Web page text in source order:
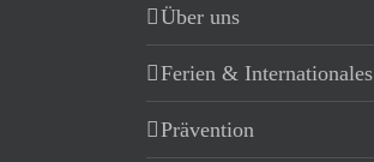
Über uns
Ferien & Internationales
Prävention